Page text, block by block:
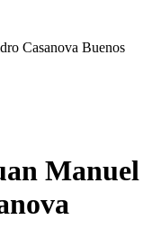
Casanova Buenos
Manuel